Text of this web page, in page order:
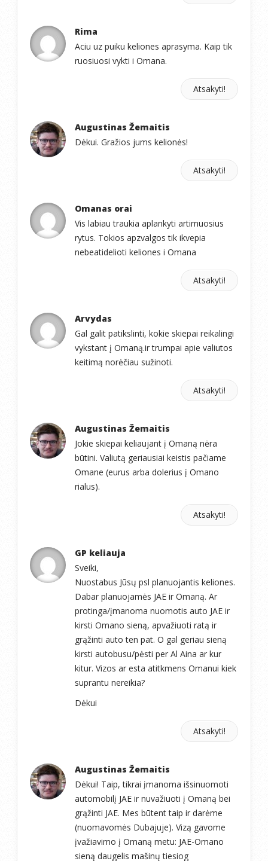
Rima
Aciu uz puiku keliones aprasyma. Kaip tik
ruosiuosi vykti i Omana.
Atsakyti!
Augustinas Žemaitis
Dėkui. Gražios jums kelionės!
Atsakyti!
Omanas orai
Vis labiau traukia aplankyti artimuosius
rytus. Tokios apzvalgos tik ikvepia
nebeatidelioti keliones i Omana
Atsakyti!
Arvydas
Gal galit patikslinti, kokie skiepai reikalingi
vykstant į Omaną.ir trumpai apie valiutos
keitimą norėčiau sužinoti.
Atsakyti!
Augustinas Žemaitis
Jokie skiepai keliaujant į Omaną nėra
būtini. Valiutą geriausiai keistis pačiame
Omane (eurus arba dolerius į Omano
rialus).
Atsakyti!
GP keliauja
Sveiki,
Nuostabus Jūsų psl planuojantis keliones.
Dabar planuojamės JAE ir Omaną. Ar
protinga/įmanoma nuomotis auto JAE ir
kirsti Omano sieną, apvažiuoti ratą ir
grąžinti auto ten pat. O gal geriau sieną
kirsti autobusu/pėsti per Al Aina ar kur
kitur. Vizos ar esta atitkmens Omanui kiek
suprantu nereikia?
Dėkui
Atsakyti!
Augustinas Žemaitis
Dėkui! Taip, tikrai įmanoma išsinuomoti
automobilį JAE ir nuvažiuoti į Omaną bei
grąžinti JAE. Mes būtent taip ir darėme
(nuomavomės Dubajuje). Vizą gavome
įvažiavimo į Omaną metu: JAE-Omano
sieną daugelis mašinų tiesiog